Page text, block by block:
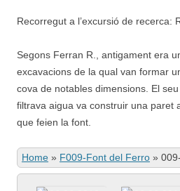
Recorregut a l’excursió de recerca:
Segons Ferran R., antigament era
excavacions de la qual van formar
cova de notables dimensions. El
filtrava aigua va construir una paret
que feien la font.
Home » F009-Font del Ferro »